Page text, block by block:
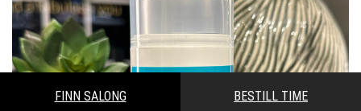
FINN SALONG BESTILL TIME